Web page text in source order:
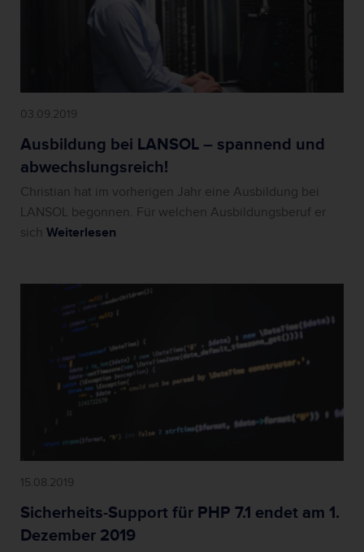
03.09.2019
Ausbildung bei LANSOL – spannend und
abwechslungsreich!
Christian hat im vorherigen Jahr eine Ausbildung bei
LANSOL begonnen. Für welchen Ausbildungsberuf er
sich Weiterlesen
15.08.2019
Sicherheits-Support für PHP 7.1 endet am 1.
Dezember 2019